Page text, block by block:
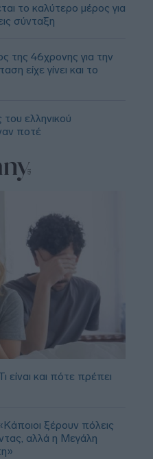
το καλύτερο μέρος για
σύνταξη
της 46χρονης για την
είχε γίνει και το
ελληνικού
ποτέ
είναι και πότε πρέπει
ξέρουν πόλεις
αλλά η Μεγάλη